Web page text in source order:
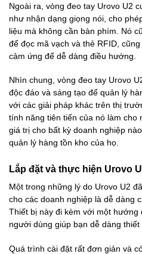
Ngoài ra, vòng đeo tay Urovo U2
như nhận dạng giọng nói, cho
liệu mà không cần bàn phím. Nó
để đọc mã vạch và thẻ RFID,
cảm ứng để dễ dàng điều hướng.
Nhìn chung, vòng đeo tay Urovo
độc đáo và sáng tạo để quản lý
với các giải pháp khác trên thị
tính năng tiên tiến của nó làm cho
giá trị cho bất kỳ doanh nghiệp
quản lý hàng tồn kho của họ.
Lắp đặt và thực hiện Urovo
Một trong những lý do Urovo U2
cho các doanh nghiệp là dễ dàng
Thiết bị này đi kèm với một
người dùng giúp bạn dễ dàng
Quá trình cài đặt rất đơn giản và